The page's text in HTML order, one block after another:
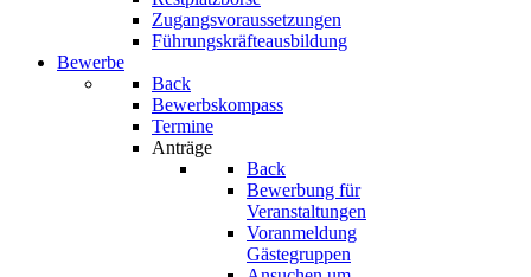
Zugangsvoraussetzungen
Führungskräfteausbildung
Bewerbe
Back
Bewerbskompass
Termine
Anträge
Back
Bewerbung für
Veranstaltungen
Voranmeldung
Gästegruppen